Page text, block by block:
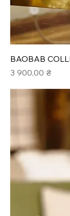
BAOBAB
Ціна
3 900,00 ₴